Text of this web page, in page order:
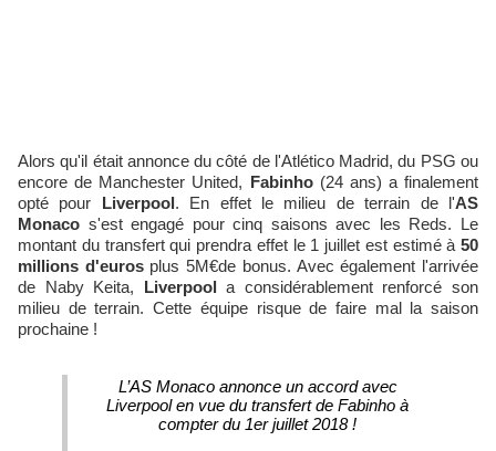
Alors qu'il était annonce du côté de l'Atlético Madrid, du PSG ou
encore de Manchester United, Fabinho(24 ans) a finalement
opté pour Liverpool. En effet le milieu de terrain de l'AS
Monaco s'est engagé pour cinq saisons avec les Reds. Le
montant du transfert qui prendra effet le 1 juillet est estimé à 50
millions d'euros plus 5M€de bonus. Avec également l'arrivée
de Naby Keita, Liverpool a considérablement renforcé son
milieu de terrain. Cette équipe risque de faire mal la saison
prochaine !
L’AS Monaco annonce un accord avec
Liverpool en vue du transfert de Fabinho à
compter du 1er juillet 2018 !